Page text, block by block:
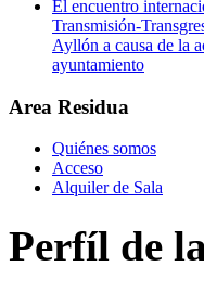
El encuentro
Transmisión-
Ayllón a causa de la
ayuntamiento
Area Residua
Quiénes somos
Acceso
Alquiler de Sala
Perfíl de